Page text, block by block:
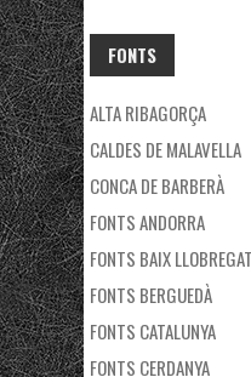
FONTS
ALTA RIBAGORÇA
CALDES DE MALAVELLA
CONCA DE BARBERÀ
FONTS ANDORRA
FONTS BAIX LLOBREGAT
FONTS BERGUEDÀ
FONTS CATALUNYA
FONTS CERDANYA